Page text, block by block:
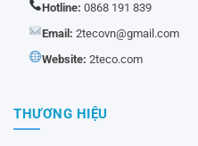
Hotline: 0868 191 839
Email: 2tecovn@gmail.com
Website: 2teco.com
THƯƠNG HIỆU